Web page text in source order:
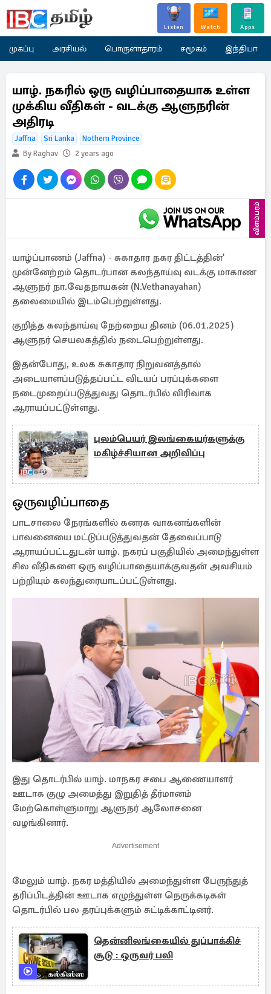
Listen Watch Apps
முகப்பு அரசியல் பொருளாதாரம் சமூகம் இந்தியா
யாழ். நகரில் ஒரு வழிப்பாதையாக உள்ள
முக்கிய வீதிகள் - வடக்கு ஆளுநரின்
அதிரடி
Jaffna Sri Lanka
Nothern Province
By Raghav
2 years ago
விளம்பரம்
யாழ்ப்பாணம் (Jaffna) - சுகாதார நகர திட்டத்தின்'
முன்னேற்றம் தொடர்பான கலந்தாய்வு வடக்கு மாகாண
ஆளுநர் நா.வேதநாயகன் (N.Vethanayahan)
தலைமையில் இடம்பெற்றுள்ளது.
குறித்த கலந்தாய்வு நேற்றைய தினம் (06.01.2025)
ஆளுநர் செயலகத்தில் நடைபெற்றுள்ளது.
இதன்போது, உலக சுகாதார நிறுவனத்தால்
அடையாளப்படுத்தப்பட்ட விடயப் பரப்புக்களை
நடைமுறைப்படுத்துவது தொடர்பில் விரிவாக
ஆராயப்பட்டுள்ளது.
புலம்பெயர் இலங்கையர்களுக்கு
மகிழ்ச்சியான அறிவிப்பு
ஒருவழிப்பாதை
பாடசாலை நேரங்களில் கனரக வாகனங்களின்
பாவனையை மட்டுப்படுத்துவதன் தேவைப்பாடு
ஆராயப்பட்டதுடன் யாழ். நகரப் பகுதியில் அமைந்துள்ள
சில வீதிகளை ஒரு வழிப்பாதையாக்குவதன் அவசியம்
பற்றியும் கலந்துரையாடப்பட்டுள்ளது.
இது தொடர்பில் யாழ். மாநகர சபை ஆணையாளர்
ஊடாக குழு அமைத்து இறுதித் தீர்மானம்
மேற்கொள்ளுமாறு ஆளுநர் ஆலோசனை
வழங்கினார்.
Advertisement
மேலும் யாழ். நகர மத்தியில் அமைந்துள்ள பேருந்துத்
தரிப்பிடத்தின் ஊடாக எழுந்துள்ள நெருக்கடிகள்
தொடர்பில் பல தரப்புக்களும் சுட்டிக்காட்டினர்.
தென்னிலங்கையில் துப்பாக்கிச்
சூடு : ஒருவர் பலி